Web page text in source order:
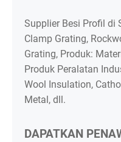
Supplier Besi Profil di
Clamp Grating,
Grating, Produk:
Produk Peralatan
Wool Insulation,
Metal, dll.
DAPATKAN